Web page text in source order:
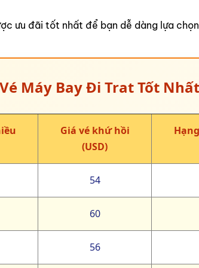
thuế phí, có thể thay đổi theo ngày và giờ
Nam đến Trat
Tratngày càng tăng khi điểm đến này
hàng không khai thác chặng này, cung
mức giá khác nhau.